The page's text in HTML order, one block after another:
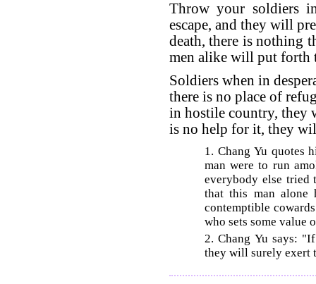
Throw your soldiers
escape, and they will
death, there is nothing
men alike will put forth
Soldiers when in
there is no place of
in hostile country, they
is no help for it, they
1. Chang Yu quotes
man were to run
everybody else
that this man alone
contemptible
who sets some value
2. Chang Yu says:
they will surely exert